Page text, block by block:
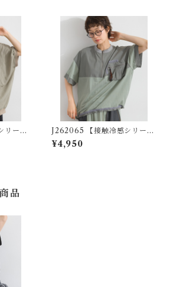
リー
ハー
バー /
J262065 【接触冷感シリー
ズ】異素材切替リメイク風プ
ルオーバー / Cool-Touch Mi
¥4,950
品